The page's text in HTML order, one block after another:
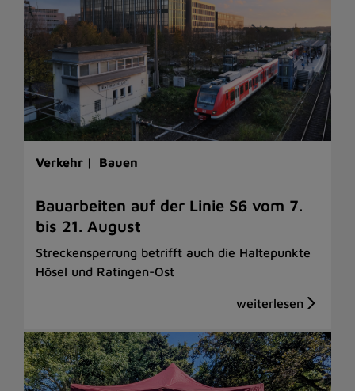
Verkehr | Bauen
Bauarbeiten auf der Linie S6 vom 7.
bis 21. August
Streckensperrung betrifft auch die Haltepunkte
Hösel und Ratingen-Ost